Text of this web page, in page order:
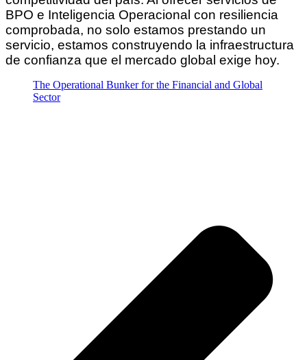
BPO e Inteligencia Operacional con resiliencia
comprobada, no solo estamos prestando un
servicio, estamos construyendo la infraestructura
de confianza que el mercado global exige hoy.
The Operational Bunker for the Financial and Global
Sector